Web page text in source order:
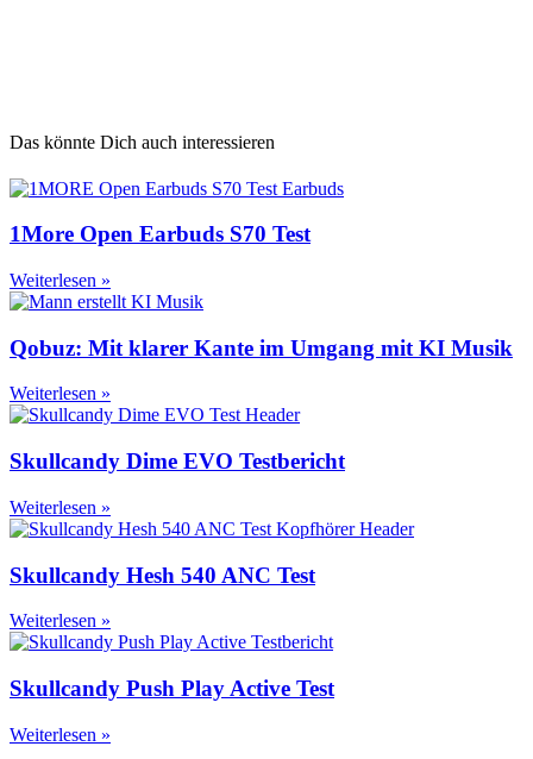
Das könnte Dich auch interessieren
1More Open Earbuds S70 Test
Weiterlesen »
Qobuz: Mit klarer Kante im Umgang mit KI Musik
Weiterlesen »
Skullcandy Dime EVO Testbericht
Weiterlesen »
Skullcandy Hesh 540 ANC Test
Weiterlesen »
Skullcandy Push Play Active Test
Weiterlesen »